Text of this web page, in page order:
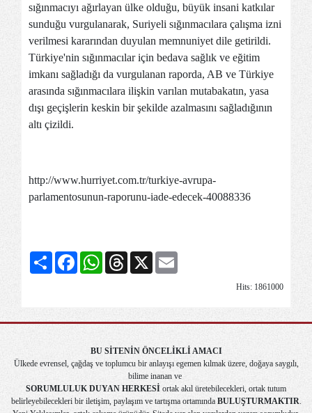
sığınmacıyı ağırlayan ülke olduğu, büyük insani katkılar
sunduğu vurgulanarak, Suriyeli sığınmacılara çalışma izni
verilmesi kararından duyulan memnuniyet dile getirildi.
Türkiye'nin sığınmacılar için bedava sağlık ve eğitim
imkanı sağladığı da vurgulanan raporda, AB ve Türkiye
arasında sığınmacılara ilişkin varılan mutabakatın, yasa
dışı geçişlerin keskin bir şekilde azalmasını sağladığının
altı çizildi.
http://www.hurriyet.com.tr/turkiye-avrupa-
parlamentosunun-raporunu-iade-edecek-40088336
Share FacebookWhatsAppThreads
X
Hits: 1861000
BU SİTENİN ÖNCELİKLİ AMACI
Ülkede evrensel, çağdaş ve toplumcu bir anlayışı egemen kılmak üzere, doğaya saygılı,
bilime inanan ve
SORUMLULUK DUYAN HERKESİ ortak akıl üretebilecekleri, ortak tutum
belirleyebilecekleri bir iletişim, paylaşım ve tartışma ortamında BULUŞTURMAKTIR.